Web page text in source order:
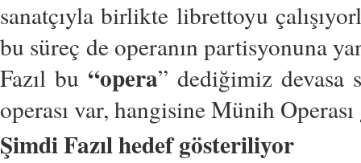
sanatçıyla birlikte librettoyu
bu süreç de operanın partisyonuna
Fazıl bu “opera” dediğimiz devasa
operası var, hangisine Münih
Şimdi Fazıl hedef gösteriliyor